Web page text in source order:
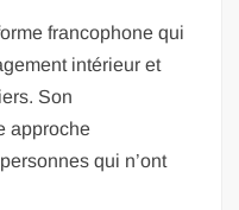
francophone qui
intérieur et
Son
approche
qui n’ont